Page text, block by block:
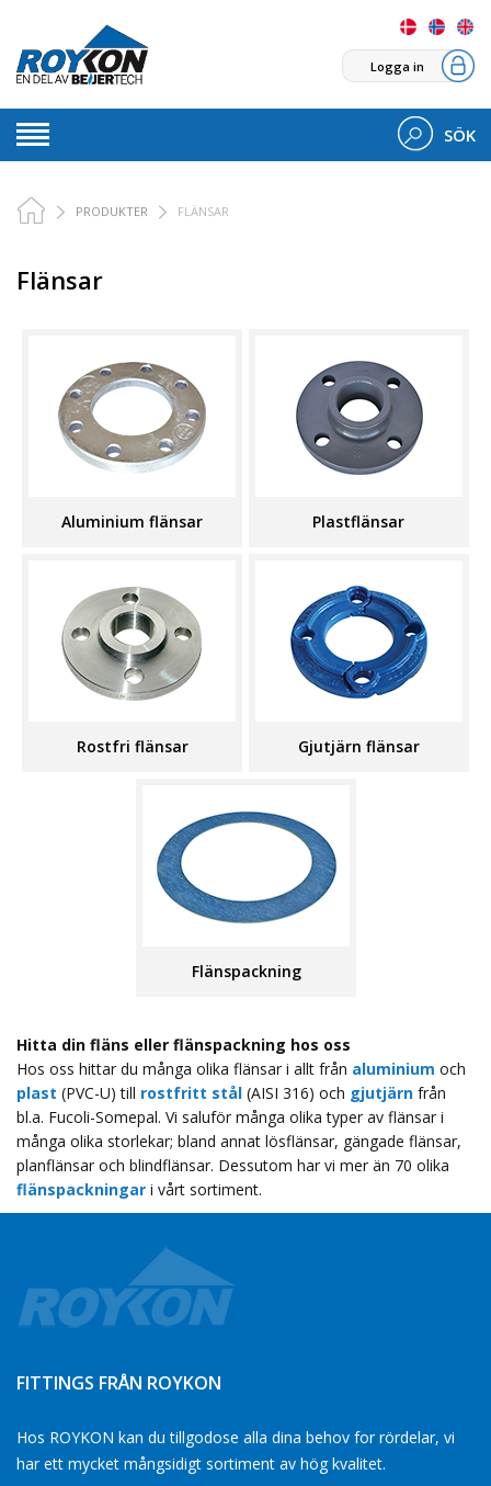
Logga in
SÖK
PRODUKTER FLÄNSAR
Flänsar
Aluminium flänsar Plastflänsar
Rostfri flänsar Gjutjärn flänsar
Flänspackning
Hitta din fläns eller flänspackning hos oss
Hos oss hittar du många olika flänsar i allt från aluminium och
plast (PVC-U) till rostfritt stål (AISI 316) och gjutjärn från
bl.a. Fucoli-Somepal. Vi saluför många olika typer av flänsar i
många olika storlekar; bland annat lösflänsar, gängade flänsar,
planflänsar och blindflänsar. Dessutom har vi mer än 70 olika
flänspackningar i vårt sortiment.
FITTINGS FRÅN ROYKON
Hos ROYKON kan du tillgodose alla dina behov for rördelar, vi
har ett mycket mångsidigt sortiment av hög kvalitet.